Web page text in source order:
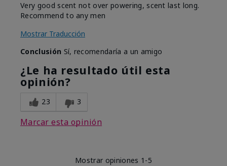
Very good scent not over powering, scent last long.
Recommend to any men
Mostrar Traducción
Conclusión Sí, recomendaría a un amigo
¿Le ha resultado útil esta
opinión?
23 3
Marcar esta opinión
Mostrar opiniones 1-5